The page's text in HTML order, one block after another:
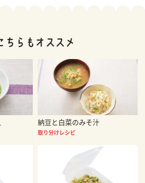
納豆と白菜のみそ汁
取り分けレシピ